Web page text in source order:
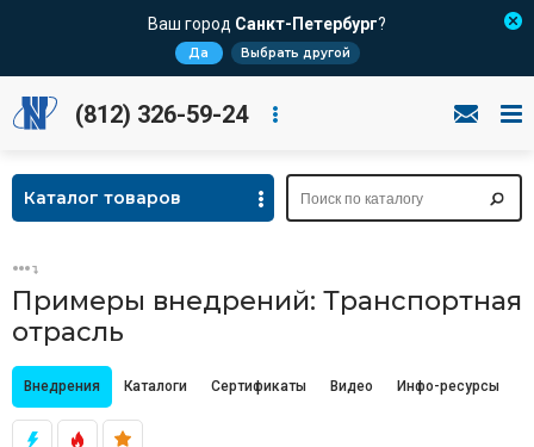
Ваш город Санкт-Петербург?
Да Выбрать другой
(812) 326-59-24
Каталог товаров
Примеры внедрений: Транспортная
отрасль
Внедрения Каталоги Сертификаты Видео Инфо-ресурсы